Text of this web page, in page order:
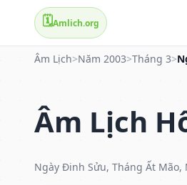
🗓️Amlich.org
Âm Lịch>Năm 2003>Tháng 3>
Âm Lịch
Ngày Đinh Sửu, Tháng Ất Mão,